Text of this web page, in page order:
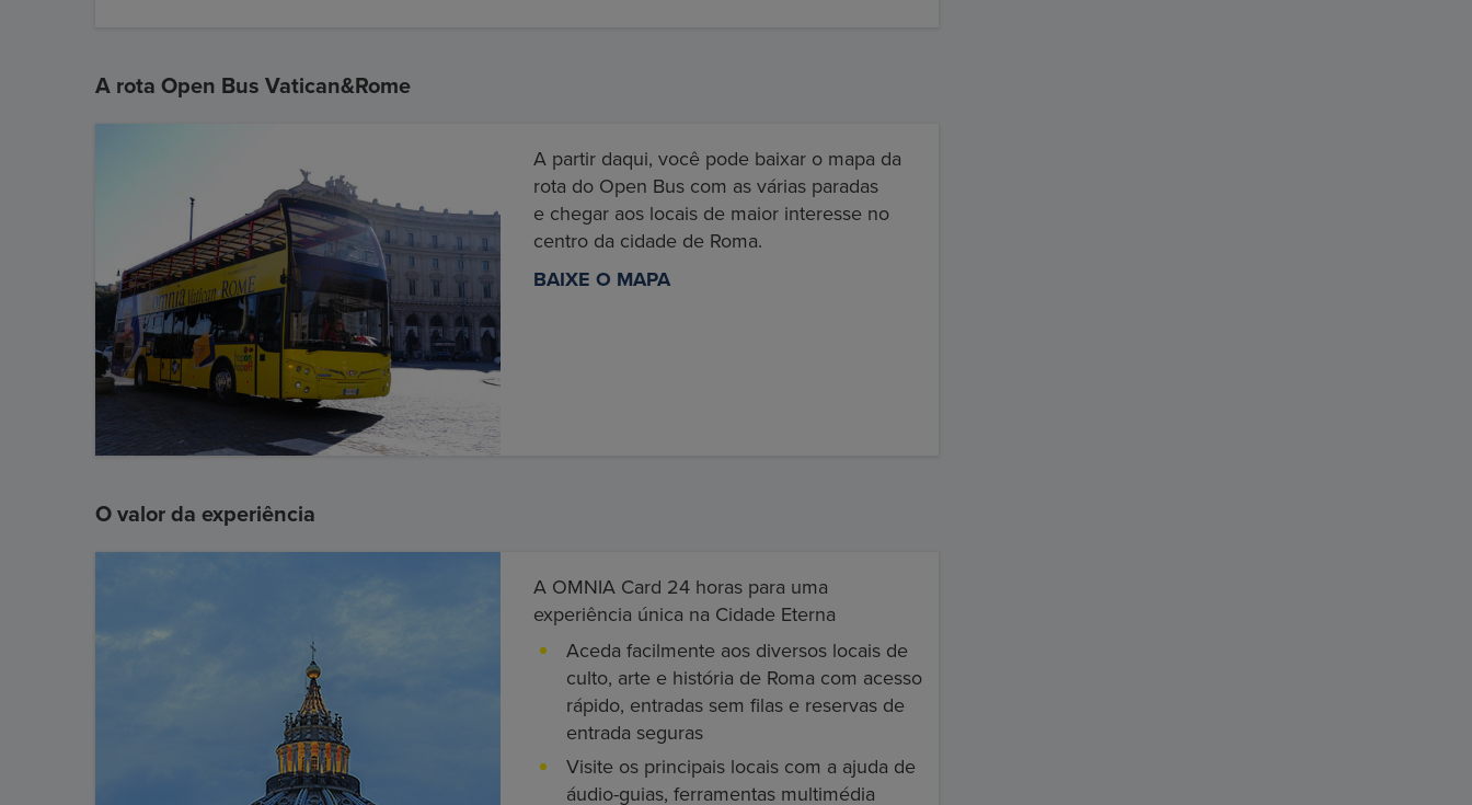
A rota Open Bus Vatican&Rome
A partir daqui, você pode baixar o mapa da
rota do Open Bus com as várias paradas
e chegar aos locais de maior interesse no
centro da cidade de Roma.
BAIXE O MAPA
O valor da experiência
A OMNIA Card 24 horas para uma
experiência única na Cidade Eterna
Aceda facilmente aos diversos locais de
culto, arte e história de Roma com acesso
rápido, entradas sem filas e reservas de
entrada seguras
Visite os principais locais com a ajuda de
áudio-guias, ferramentas multimédia